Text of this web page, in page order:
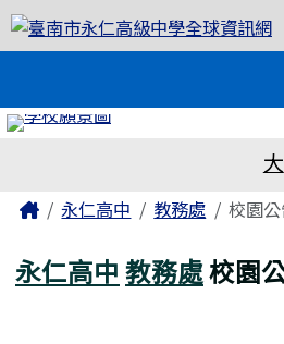
跳至主內容區
臺南市永仁高級中學
大
主內容區域
Home永仁高中 教務處 校園
永仁高中 教務處校園
頁尾區域